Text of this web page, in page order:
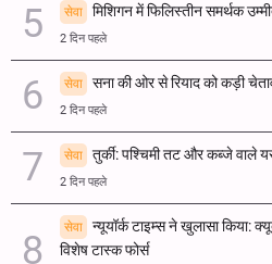
सेवा मिशिगन में फिलिस्तीन समर्थक
2 दिन पहले
सेवा सना की ओर से रियाद को कड़ी
2 दिन पहले
सेवा तुर्की: पश्चिमी तट और कब्जे वाले
2 दिन पहले
सेवा
न्यूयॉर्क टाइम्स ने खुलासा किया:
विशेष टास्क फोर्स